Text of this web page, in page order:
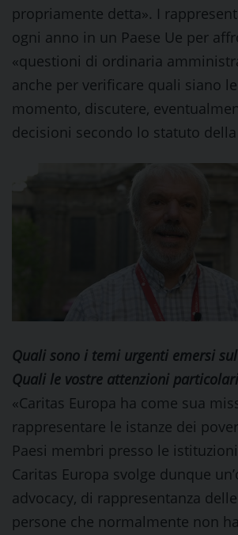
propriamente detta». I
ogni anno in un Paese Ue per
«questioni di ordinaria
anche per verificare quali siano
momento, discutere,
decisioni secondo lo statuto
Quali sono i temi urgenti emersi
Quali le vostre attenzioni
«Caritas Europa ha come sua
rappresentare le istanze dei
Paesi membri presso le
Caritas Europa svolge dunque
advocacy, di rappresentanza
persone che normalmente non